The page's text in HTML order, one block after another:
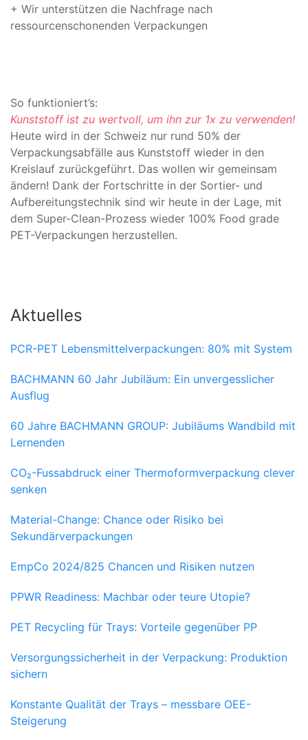
+ Wir unterstützen die Nachfrage nach
ressourcenschonenden Verpackungen
So funktioniert’s:
Kunststoff ist zu wertvoll, um ihn zur 1x zu verwenden!
Heute wird in der Schweiz nur rund 50% der
Verpackungsabfälle aus Kunststoff wieder in den
Kreislauf zurückgeführt. Das wollen wir gemeinsam
ändern! Dank der Fortschritte in der Sortier- und
Aufbereitungstechnik sind wir heute in der Lage, mit
dem Super-Clean-Prozess wieder 100% Food grade
PET-Verpackungen herzustellen.
Aktuelles
PCR-PET Lebensmittelverpackungen: 80% mit System
BACHMANN 60 Jahr Jubiläum: Ein unvergesslicher
Ausflug
60 Jahre BACHMANN GROUP: Jubiläums Wandbild mit
Lernenden
CO₂-Fussabdruck einer Thermoformverpackung clever
senken
Material-Change: Chance oder Risiko bei
Sekundärverpackungen
EmpCo 2024/825 Chancen und Risiken nutzen
PPWR Readiness: Machbar oder teure Utopie?
PET Recycling für Trays: Vorteile gegenüber PP
Versorgungssicherheit in der Verpackung: Produktion
sichern
Konstante Qualität der Trays – messbare OEE-
Steigerung